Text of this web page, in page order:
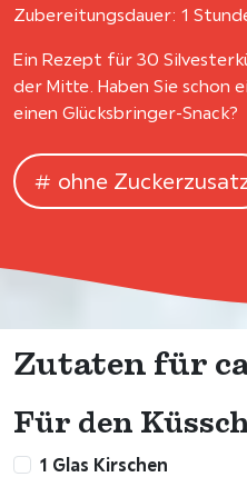
Zubereitungsdauer: 1
Ein Rezept für 30
der Mitte. Haben Sie schon
einen Glücksbringer-Snack?
ohne
Zutaten für
Für den
1 Glas Kirschen